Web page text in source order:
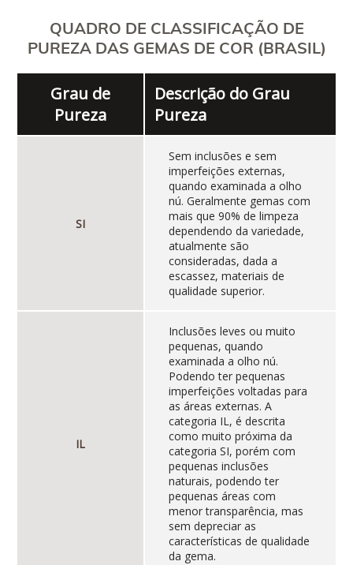
QUADRO DE CLASSIFICAÇÃO DE
PUREZA DAS GEMAS DE COR (BRASIL)
Grau de
Pureza
Descrição do Grau
Pureza
SI
Sem inclusões e sem
imperfeições externas,
quando examinada a olho
nú. Geralmente gemas com
mais que 90% de limpeza
dependendo da variedade,
atualmente são
consideradas, dada a
escassez, materiais de
qualidade superior.
IL
Inclusões leves ou muito
pequenas, quando
examinada a olho nú.
Podendo ter pequenas
imperfeições voltadas para
as áreas externas. A
categoria IL, é descrita
como muito próxima da
categoria SI, porém com
pequenas inclusões
naturais, podendo ter
pequenas áreas com
menor transparência, mas
sem depreciar as
características de qualidade
da gema.